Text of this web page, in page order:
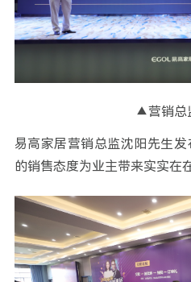
▲营销总
易高家居营销总监沈阳先生
的销售态度为业主带来实实在